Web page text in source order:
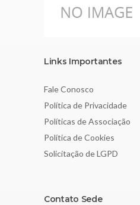
Links Importantes
Fale Conosco
Política de Privacidade
Políticas de Associação
Política de Cookies
Solicitação de LGPD
Contato Sede